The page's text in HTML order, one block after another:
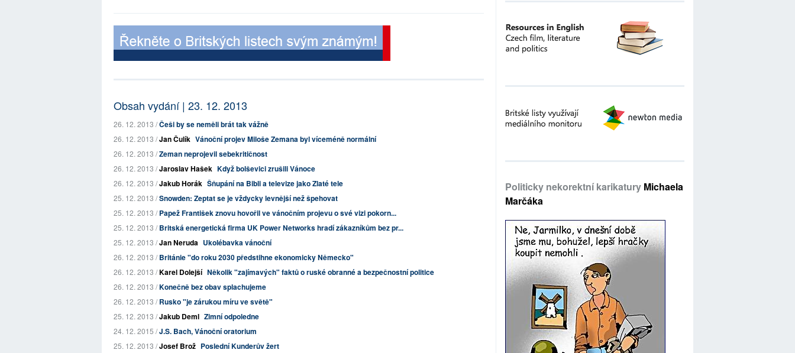
Obsah vydání | 23. 12. 2013
26. 12. 2013 /Češi by se neměli brát tak vážně
26. 12. 2013 /Jan Čulík Vánoční projev Miloše Zemana byl víceméně normální
26. 12. 2013 /Zeman neprojevil sebekritičnost
26. 12. 2013 /Jaroslav Hašek Když bolševici zrušili Vánoce
26. 12. 2013 /Jakub Horák Šňupání na Bibli a televize jako Zlaté tele
25. 12. 2013 /Snowden: Zeptat se je vždycky levnější než špehovat
25. 12. 2013 /Papež František znovu hovořil ve vánočním projevu o své vizi pokorn...
25. 12. 2013 /Britská energetická firma UK Power Networks hradí zákazníkům bez pr...
25. 12. 2013 /Jan Neruda Ukolébavka vánoční
26. 12. 2013 /Británie "do roku 2030 předstihne ekonomicky Německo"
26. 12. 2013 /Karel Dolejší Několik "zajímavých" faktů o ruské obranné a bezpečnostní politice
26. 12. 2013 /Konečně bez obav splachujeme
26. 12. 2013 /Rusko "je zárukou míru ve světě"
25. 12. 2013 /Jakub Deml Zimní odpoledne
24. 12. 2015 /J.S. Bach, Vánoční oratorium
25. 12. 2013 /Josef Brož Poslední Kunderův žert
Politicky nekorektní karikatury Michaela
Marčáka